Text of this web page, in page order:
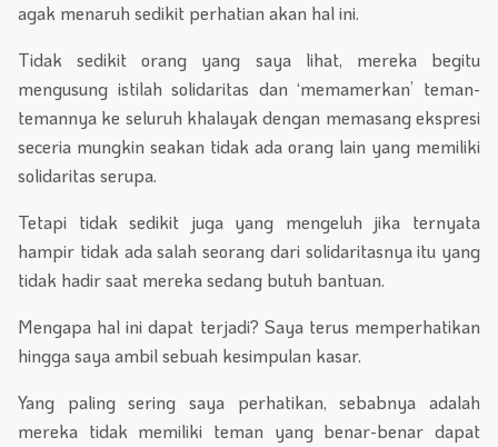
agak menaruh sedikit perhatian akan hal ini.
Tidak sedikit orang yang saya lihat, mereka begitu
mengusung istilah solidaritas dan ‘memamerkan’ teman-
temannya ke seluruh khalayak dengan memasang ekspresi
seceria mungkin seakan tidak ada orang lain yang memiliki
solidaritas serupa.
Tetapi tidak sedikit juga yang mengeluh jika ternyata
hampir tidak ada salah seorang dari solidaritasnya itu yang
tidak hadir saat mereka sedang butuh bantuan.
Mengapa hal ini dapat terjadi? Saya terus memperhatikan
hingga saya ambil sebuah kesimpulan kasar.
Yang paling sering saya perhatikan, sebabnya adalah
mereka tidak memiliki teman yang benar-benar dapat